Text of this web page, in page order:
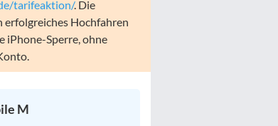
tarifeaktion/. Die
erfolgreiches Hochfahren
iPhone-Sperre, ohne
M